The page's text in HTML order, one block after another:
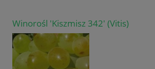
Winorośl 'Kiszmisz 342' (Vitis)